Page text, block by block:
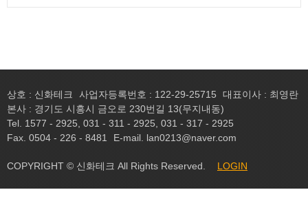
상호 : 신화테크 사업자등록번호 : 122-29-25715 대표이사 : 최영란
본사 : 경기도 시흥시 금오로 230번길 13(무지내동)
Tel. 1577 - 2925, 031 - 311 - 2925, 031 - 317 - 2925
Fax. 0504 - 226 - 8481
E-mail. lan0213@naver.com
COPYRIGHT © 신화테크 All Rights Reserved. LOGIN